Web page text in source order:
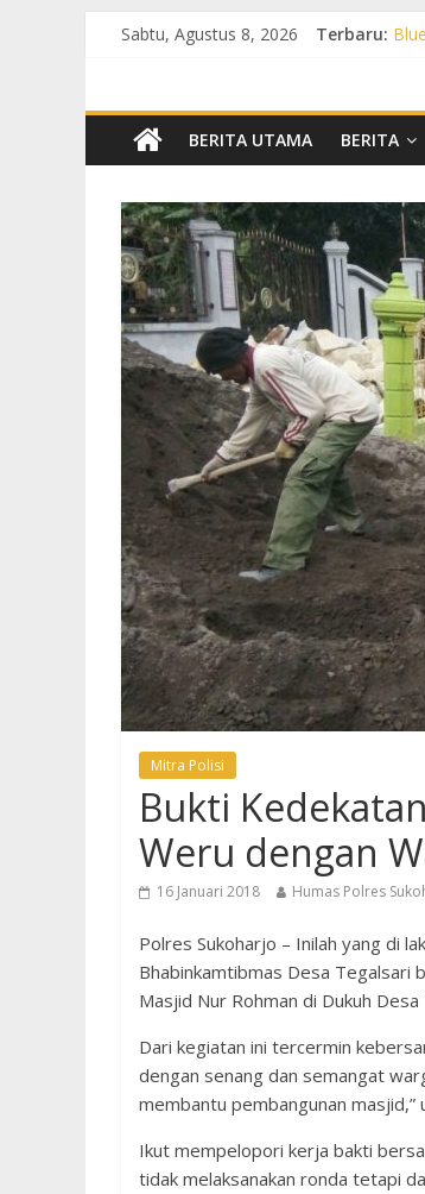
Sabtu, Agustus 8, 2026 Terbaru:
BERITA UTAMA BERITA
Mitra Polisi
Bukti
Weru dengan
16 Januari 2018 Humas Polres
Polres Sukoharjo – Inilah yang di
Bhabinkamtibmas Desa Tegalsari
Masjid Nur Rohman di Dukuh
Dari kegiatan ini tercermin
dengan senang dan semangat
membantu pembangunan masjid,”
Ikut mempelopori kerja bakti
tidak melaksanakan ronda tetapi